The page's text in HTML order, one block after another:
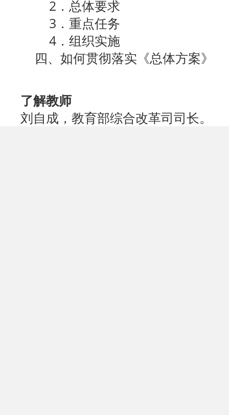
2．总体要求
3．重点任务
4．组织实施
四、如何贯彻落实《总体方案》
了解教师
刘自成，教育部综合改革司司长。